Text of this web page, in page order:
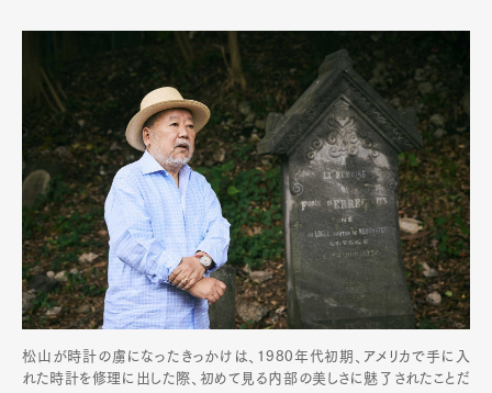
松山が時計の虜になったきっかけは、1980年代初期、アメリカで手に入
れた時計を修理に出した際、初めて見る内部の美しさに魅了されたことだ